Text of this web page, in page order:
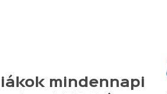
mindennapi